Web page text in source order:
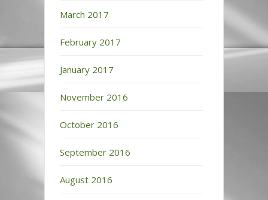
March 2017
February 2017
January 2017
November 2016
October 2016
September 2016
August 2016